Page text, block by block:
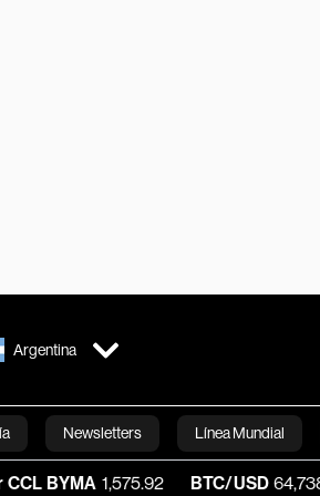
Argentina
Newsletters Línea Mundial
Bloomberg
1,575.92 BTC/USD 64,738.67 -